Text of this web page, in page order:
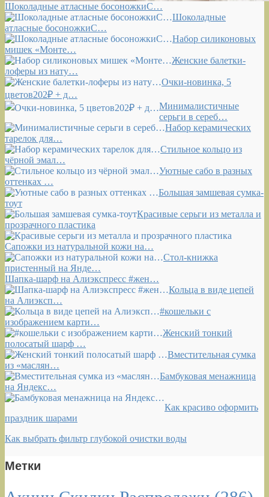
Шоколадные атласные босоножкиС…
Шоколадные
атласные босоножкиС…
Набор силиконовых
мишек «Монте…
Женские балетки-
лоферы из нату…
Очки-новинка, 5
цветов202₽ + д…
Минималистичные
серьги в сереб…
Набор керамических
тарелок для…
Стильное кольцо из
чёрной эмал…
Уютные сабо в разных
оттенках …
Большая замшевая сумка-
тоут
Красивые серьги из металла и
прозрачного пластика
Сапожки из натуральной кожи на…
Стол-книжка
пристенный на Янде…
Алиэкспресс #жен…
на Алиэксп…
изображением карти…
полосатый шарф …
из «маслян…
на Яндекс…